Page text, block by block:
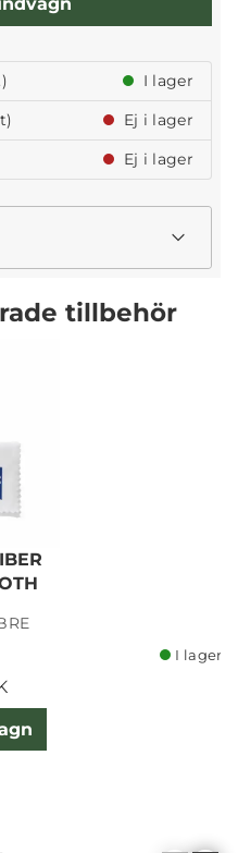
I lager
Ej i lager
Ej i lager
tillbehör
I lager